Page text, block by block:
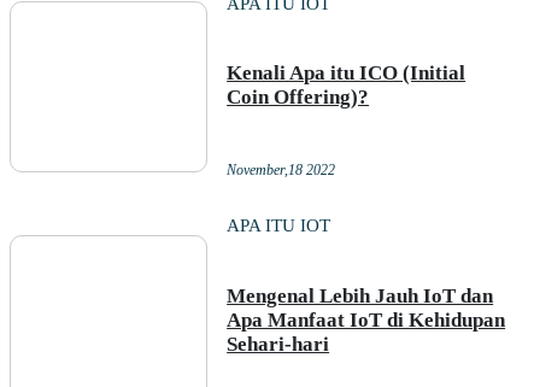
Kenali Apa itu ICO (Initial
Coin Offering)?
November,18 2022
APA ITU IOT
Mengenal Lebih Jauh IoT dan
Apa Manfaat IoT di Kehidupan
Sehari-hari